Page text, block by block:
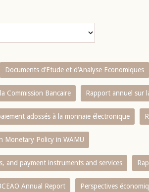
Documents d’Etude et d’Analyse Economiques
Commission Bancaire Rapport annuel sur
adossés à la monnaie électronique
Monetary Policy in WAMU
and payment instruments and services
Annual Report Perspectives